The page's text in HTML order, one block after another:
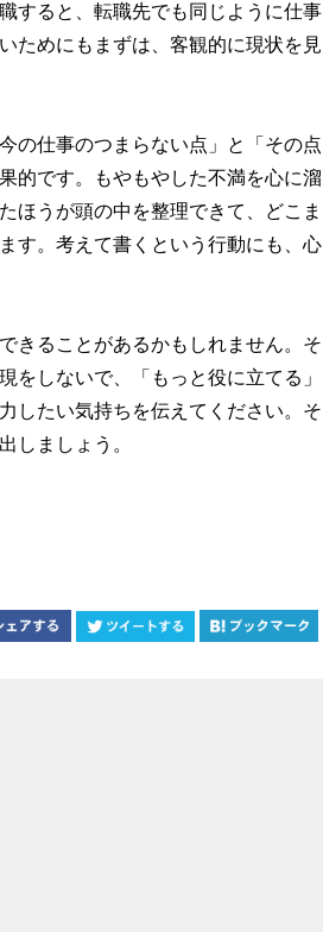
すると、転職先でも同じように仕事
ためにもまずは、客観的に現状を見
の仕事のつまらない点」と「その点
的です。もやもやした不満を心に溜
ほうが頭の中を整理できて、どこま
す。考えて書くという行動にも、心
きることがあるかもしれません。そ
をしないで、「もっと役に立てる」
したい気持ちを伝えてください。そ
しましょう。